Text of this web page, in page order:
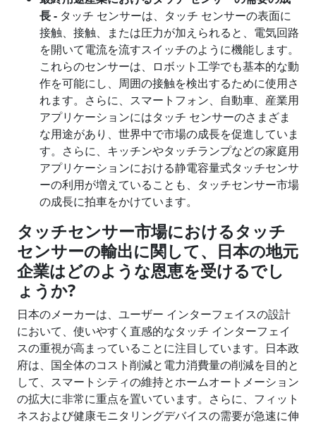
長- タッチ センサーは、タッチ センサーの表面に
接触、接触、または圧力が加えられると、電気回路
を開いて電流を流すスイッチのように機能します。
これらのセンサーは、ロボット工学でも基本的な動
作を可能にし、周囲の接触を検出するために使用さ
れます。さらに、スマートフォン、自動車、産業用
アプリケーションにはタッチ センサーのさまざま
な用途があり、世界中で市場の成長を促進していま
す。さらに、キッチンやタッチランプなどの家庭用
アプリケーションにおける静電容量式タッチセンサ
ーの利用が増えていることも、タッチセンサー市場
の成長に拍車をかけています。
タッチセンサー市場におけるタッチ
センサーの輸出に関して、日本の地元
企業はどのような恩恵を受けるでし
ょうか?
日本のメーカーは、ユーザー インターフェイスの設計
において、使いやすく直感的なタッチ インターフェイ
スの重視が高まっていることに注目しています。日本政
府は、国全体のコスト削減と電力消費量の削減を目的と
して、スマートシティの維持とホームオートメーション
の拡大に非常に重点を置いています。さらに、フィット
ネスおよび健康モニタリングデバイスの需要が急速に伸